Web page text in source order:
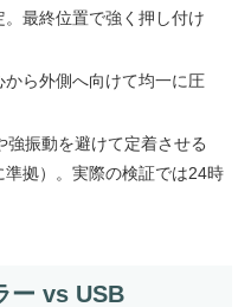
最終位置で強く押し付け
ら外側へ向けて均一に圧
振動を避けて定着させる
準拠）。実際の検証では24時
ー vs USB